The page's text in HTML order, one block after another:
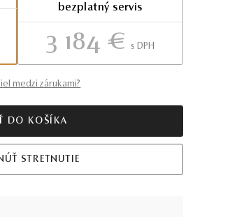
bezplatný servis
3 184 € S DPH
medzi zárukami?
DO KOŠÍKA
STRETNUTIE